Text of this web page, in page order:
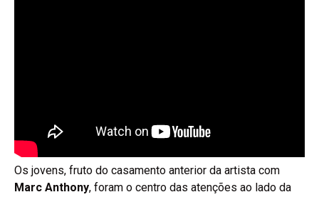
Os jovens, fruto do casamento anterior da artista com
Marc Anthony, foram o centro das atenções ao lado da